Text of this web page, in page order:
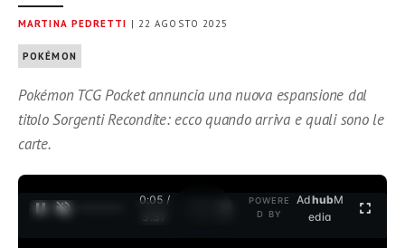
MARTINA PEDRETTI | 22 AGOSTO 2025
POKÉMON
Pokémon TCG Pocket annuncia una nuova espansione dal
titolo Sorgenti Recondite: ecco quando arriva e quali sono le
carte.
0:06 /
3:37
POWERE
D BY
AdhubM
edia